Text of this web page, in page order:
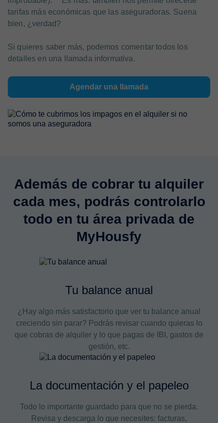
tarifas más económicas que las aseguradoras. Suena
bien, ¿verdad?
Si quieres saber más, podemos comentar todos los
detalles en una llamada informativa.
Agendar una llamada
Además de cobrar tu alquiler
cada mes, podrás controlarlo
todo en tu área privada de
MyHousfy
Tu balance anual
¿Hay algo más satisfactorio que ver tu balance anual
creciendo sin parar? Podrás revisar cuando quieras lo
que cobras de alquiler y lo que pagas de IBI, gastos de
gestión, etc.
La documentación y el papeleo
Todo lo importante guardado para que no se pierda.
Revisa y descarga lo que necesites: facturas,